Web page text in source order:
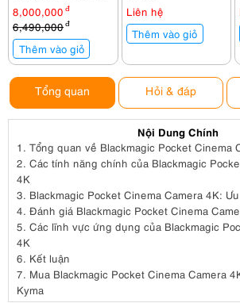
300Mb/299Mb/s
(SF-G128T/T1)
8,000,000 đ
6,490,000đ
Thêm vào giỏ
Liên hệ
Thêm vào giỏ
Tổng quan Hỏi & đáp
Nội Dung Chính
1. Tổng quan về Blackmagic Pocket Cinema
2. Các tính năng chính của Blackmagic
4K
3. Blackmagic Pocket Cinema Camera 4K:
4. Đánh giá Blackmagic Pocket Cinema
5. Các lĩnh vực ứng dụng của Blackmagic
4K
6. Kết luận
7. Mua Blackmagic Pocket Cinema Camera
Kyma